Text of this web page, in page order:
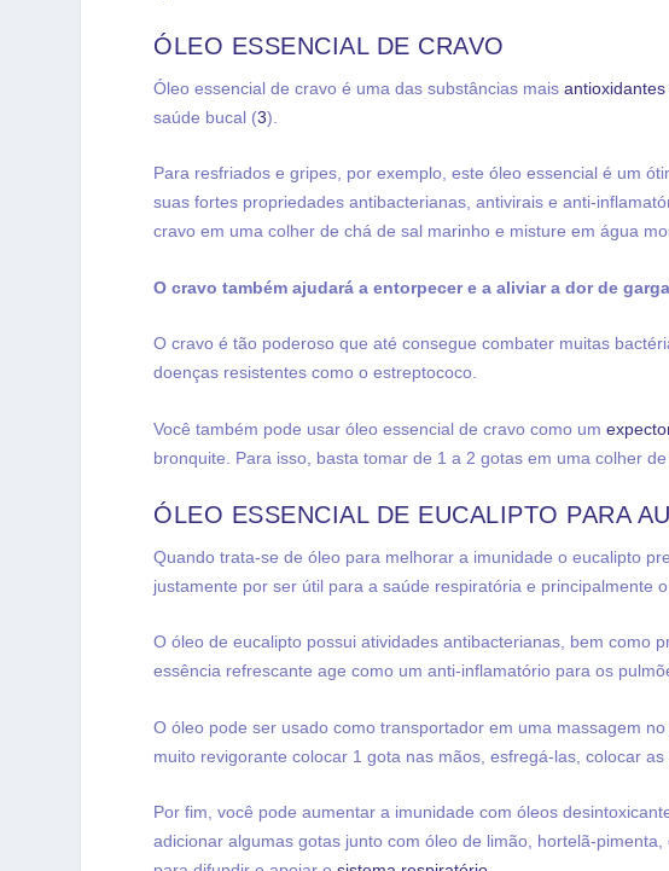
ÓLEO ESSENCIAL DE CRAVO
Óleo essencial de cravo é uma das substâncias mais
saúde bucal (3).
Para resfriados e gripes, por exemplo, este óleo essencial é um
suas fortes propriedades antibacterianas, antivirais e anti-
cravo em uma colher de chá de sal marinho e misture em água
O cravo também ajudará a entorpecer e a aliviar a dor de
O cravo é tão poderoso que até consegue combater muitas
doenças resistentes como o estreptococo.
Você também pode usar óleo essencial de cravo como um
bronquite. Para isso, basta tomar de 1 a 2 gotas em uma colher
ÓLEO ESSENCIAL DE EUCALIPTO PARA
Quando trata-se de óleo para melhorar a imunidade o eucalipto
justamente por ser útil para a saúde respiratória e principalmente
O óleo de eucalipto possui atividades antibacterianas, bem como
essência refrescante age como um anti-inflamatório para os
O óleo pode ser usado como transportador em uma massagem
muito revigorante colocar 1 gota nas mãos, esfregá-las, colocar
Por fim, você pode aumentar a imunidade com óleos
adicionar algumas gotas junto com óleo de limão, hortelã-